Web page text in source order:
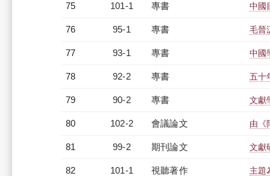
75 101-1 專書 中國
76 95-1 專書 毛晉
77 93-1 專書 中國
78 92-2 專書 五十
79 90-2 專書 文獻
80 102-2 會議論文 由《
81 99-2 期刊論文 文獻
82 101-1 視聽著作 主題